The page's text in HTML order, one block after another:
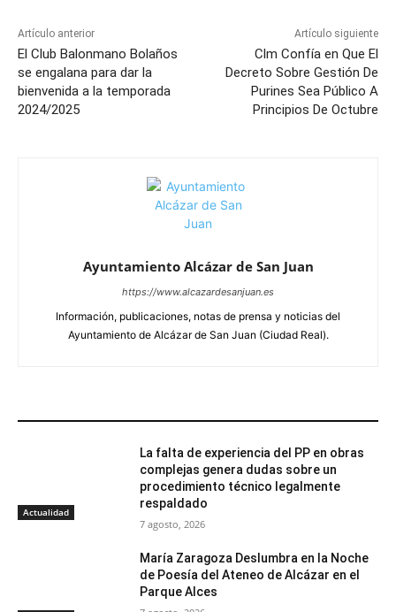
Artículo anterior
El Club Balonmano Bolaños
se engalana para dar la
bienvenida a la temporada
2024/2025
Artículo siguiente
Clm Confía en Que El
Decreto Sobre Gestión De
Purines Sea Público A
Principios De Octubre
Ayuntamiento Alcázar de San Juan
https://www.alcazardesanjuan.es
Información, publicaciones, notas de prensa y noticias del
Ayuntamiento de Alcázar de San Juan (Ciudad Real).
Actualidad
La falta de experiencia del PP en obras
complejas genera dudas sobre un
procedimiento técnico legalmente
respaldado
7 agosto, 2026
María Zaragoza Deslumbra en la Noche
de Poesía del Ateneo de Alcázar en el
Parque Alces